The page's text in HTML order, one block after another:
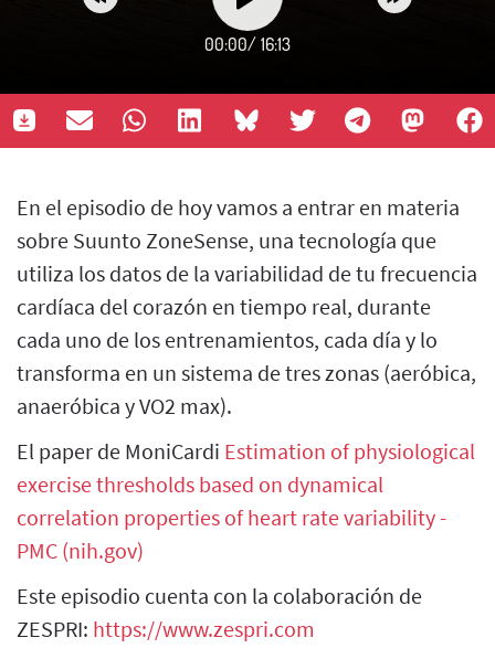
00:00/ 16:13
En el episodio de hoy vamos a entrar en materia
sobre Suunto ZoneSense, una tecnología que
utiliza los datos de la variabilidad de tu frecuencia
cardíaca del corazón en tiempo real, durante
cada uno de los entrenamientos, cada día y lo
transforma en un sistema de tres zonas (aeróbica,
anaeróbica y VO2 max).
El paper de MoniCardi Estimation of physiological
exercise thresholds based on dynamical
correlation properties of heart rate variability -
PMC (nih.gov)
Este episodio cuenta con la colaboración de
ZESPRI: https://www.zespri.com